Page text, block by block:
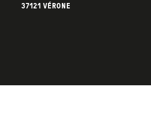
37121 VÉRONE